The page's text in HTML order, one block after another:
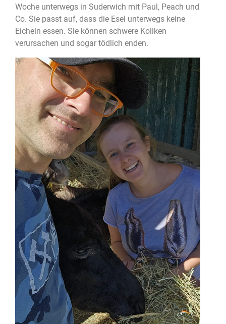
Woche unterwegs in Suderwich mit Paul, Peach und
Co. Sie passt auf, dass die Esel unterwegs keine
Eicheln essen. Sie können schwere Koliken
verursachen und sogar tödlich enden.